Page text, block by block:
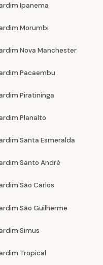
Ipanema
Morumbi
Nova Manchester
Pacaembu
Piratininga
Planalto
Santa Esmeralda
Santo André
São Carlos
São Guilherme
Simus
Tropical